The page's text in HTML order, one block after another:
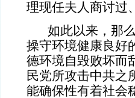
理现任夫人商讨过
如此以来，那么
操守环境健康良好
德环境自毁败坏而
民党所攻击中共之
能确保性有着社会